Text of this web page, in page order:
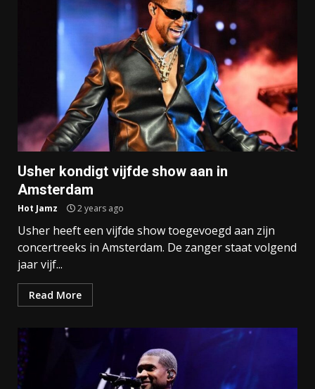
Usher kondigt vijfde show aan in
Amsterdam
Hot Jamz 2 years ago
Usher heeft een vijfde show toegevoegd aan zijn
concertreeks in Amsterdam. De zanger staat volgend
jaar vijf...
Read More